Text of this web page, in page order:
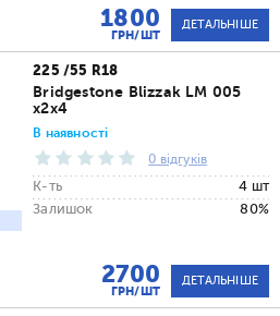
1800
ГРН/ШТ
ДЕТАЛЬНІШЕ
225 /55 R18
Bridgestone Blizzak LM 005
x2x4
В наявності
0 відгуків
К-ть
4 шт
Залишок
80%
2700
ГРН/ШТ
ДЕТАЛЬНІШЕ